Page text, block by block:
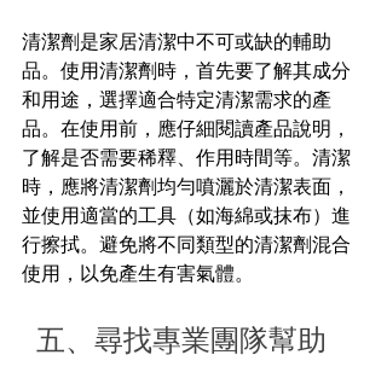
清潔劑是家居清潔中不可或缺的輔助
品。使用清潔劑時，首先要了解其成分
和用途，選擇適合特定清潔需求的產
品。在使用前，應仔細閱讀產品說明，
了解是否需要稀釋、作用時間等。清潔
時，應將清潔劑均勻噴灑於清潔表面，
並使用適當的工具（如海綿或抹布）進
行擦拭。避免將不同類型的清潔劑混合
使用，以免產生有害氣體。
五、尋找專業團隊幫助